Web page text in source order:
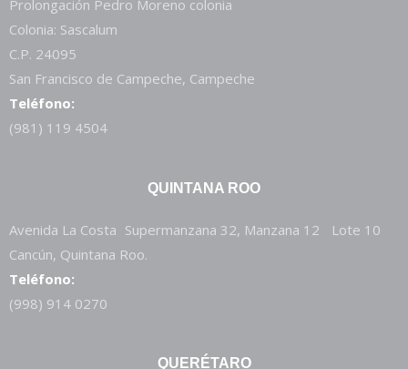
Prolongación Pedro Moreno colonia
Colonia: Sascalum
C.P. 24095
San Francisco de Campeche, Campeche
Teléfono:
(981) 119 4504
QUINTANA ROO
Avenida La Costa Supermanzana 32, Manzana 12 Lote 10
Cancún, Quintana Roo.
Teléfono:
(998) 914 0270
QUERÉTARO